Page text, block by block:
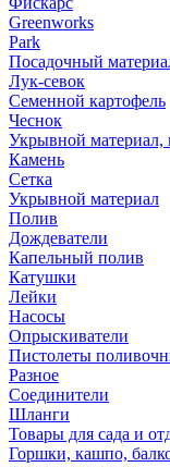
Greenworks
Park
Посадочный
Лук-севок
Семенной картофель
Чеснок
Укрывной материал,
Камень
Сетка
Укрывной материал
Полив
Дождеватели
Капельный полив
Катушки
Лейки
Насосы
Опрыскиватели
Пистолеты
Разное
Соединители
Шланги
Товары для сада и
Горшки, кашпо,